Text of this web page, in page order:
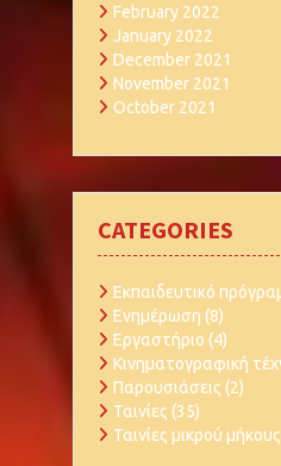
February 2022
January 2022
December 2021
November 2021
October 2021
CATEGORIES
Εκπαιδευτικό
Ενημέρωση (8)
Εργαστήριο (4)
Κινηματογραφική
Παρουσιάσεις (2)
Ταινίες (35)
Ταινίες μικρού μήκους